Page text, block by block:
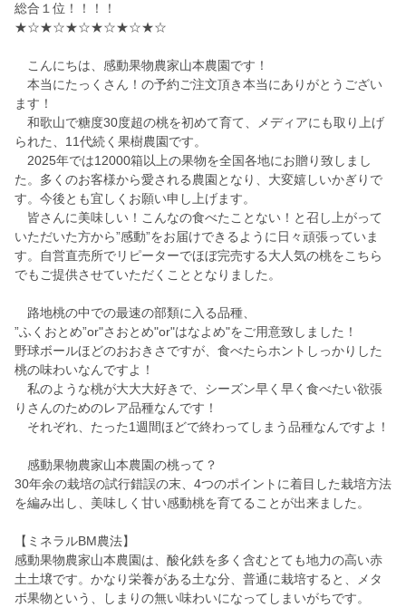
総合１位！！！！
★☆★☆★☆★☆★☆★☆
こんにちは、感動果物農家山本農園です！
本当にたっくさん！の予約ご注文頂き本当にありがとうござい
ます！
和歌山で糖度30度超の桃を初めて育て、メディアにも取り上げ
られた、11代続く果樹農園です。
2025年では12000箱以上の果物を全国各地にお贈り致しまし
た。多くのお客様から愛される農園となり、大変嬉しいかぎりで
す。今後とも宜しくお願い申し上げます。
皆さんに美味しい！こんなの食べたことない！と召し上がって
いただいた方から”感動”をお届けできるように日々頑張っていま
す。自営直売所でリピーターでほぼ完売する大人気の桃をこちら
でもご提供させていただくこととなりました。
路地桃の中での最速の部類に入る品種、
”ふくおとめ”or"さおとめ"or"はなよめ"をご用意致しました！
野球ボールほどのおおきさですが、食べたらホントしっかりした
桃の味わいなんですよ！
私のような桃が大大大好きで、シーズン早く早く食べたい欲張
りさんのためのレア品種なんです！
それぞれ、たった1週間ほどで終わってしまう品種なんですよ！
感動果物農家山本農園の桃って？
30年余の栽培の試行錯誤の末、4つのポイントに着目した栽培方法
を編み出し、美味しく甘い感動桃を育てることが出来ました。
【ミネラルBM農法】
感動果物農家山本農園は、酸化鉄を多く含むとても地力の高い赤
土土壌です。かなり栄養がある土な分、普通に栽培すると、メタ
ボ果物という、しまりの無い味わいになってしまいがちです。